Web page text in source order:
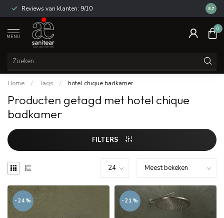
Reviews van klanten: 9/10 14
8.7
MENU
0
Home / Tags / hotel chique badkamer
Producten getagd met hotel chique
badkamer
FILTERS
-24% -21%